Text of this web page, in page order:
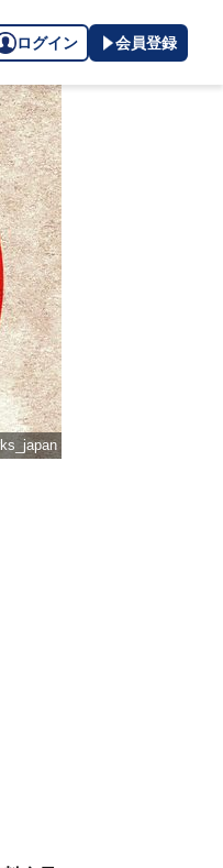
ログイン 会員登録